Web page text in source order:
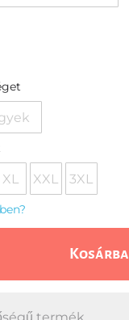
XL XXL 3XL
Kosárba